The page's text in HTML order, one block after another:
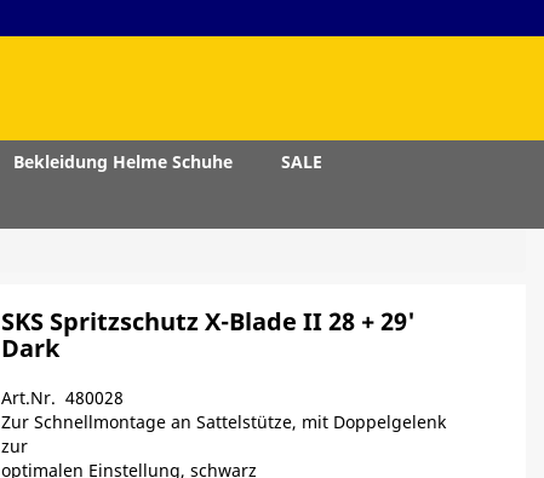
Bekleidung Helme Schuhe
SALE
SKS Spritzschutz X-Blade II 28 + 29'
Dark
Art.Nr. 480028
Zur Schnellmontage an Sattelstütze, mit Doppelgelenk
zur
optimalen Einstellung, schwarz